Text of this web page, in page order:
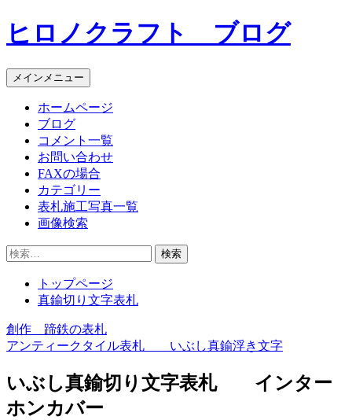
コ
ン
ン
ツ
ヒロノクラフト ブログ
メインメニュー
ホームページ
ブログ
コメント一覧
お問い合わせ
FAXの場合
カテゴリー
表札施工写真一覧
画像検索
検
トップページ
真鍮切り文字表札
投
稿
ナ
ビ
創作 蹄鉄の表札
アンティークタイル表札 いぶし真鍮浮き文字
いぶし真鍮切り文字表札 インター
ホンカバー